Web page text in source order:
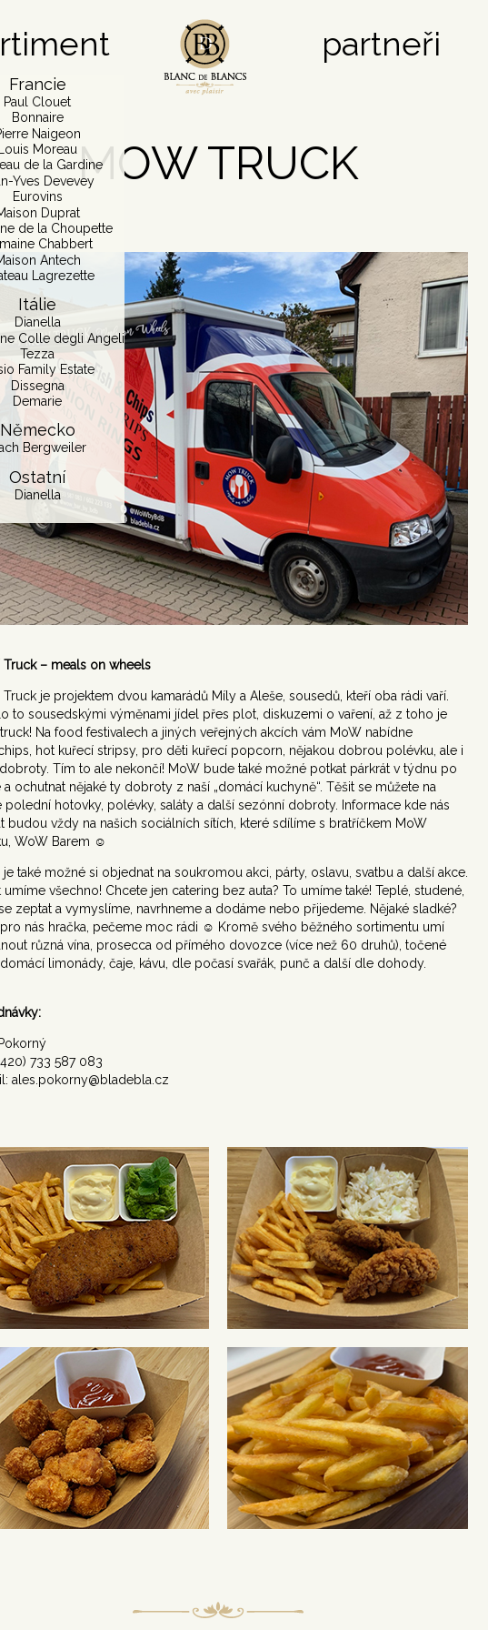
Francie
Paul Clouet
Bonnaire
Naigeon
Louis Moreau
de la Gardine
Yves Devevey
Eurovins
Duprat
de la Choupette
Chabbert
Antech
Lagrezette
Itálie
Dianella
Colle degli Angeli
Tezza
Family Estate
Dissegna
Demarie
Německo
Bergweiler
Ostatní
Dianella
partneři
MOW TRUCK
Truck – meals on wheels
Truck je projektem dvou kamarádů Míly a Aleše, sousedů, kteří oba rádi vaří.
to sousedskými výměnami jídel přes plot, diskuzemi o vaření, až z toho je
Na food festivalech a jiných veřejných akcích vám MoW nabídne
hot kuřecí stripsy, pro děti kuřecí popcorn, nějakou dobrou polévku, ale i
Tím to ale nekončí! MoW bude také možné potkat párkrát v týdnu po
a ochutnat nějaké ty dobroty z naší „domácí kuchyně“. Těšit se můžete na
polední hotovky, polévky, saláty a další sezónní dobroty. Informace kde nás
budou vždy na našich sociálních sítích, které sdílíme s bratříčkem MoW
WoW Barem ☺
je také možné si objednat na soukromou akci, párty, oslavu, svatbu a další akce.
umíme všechno! Chcete jen catering bez auta? To umíme také! Teplé, studené,
zeptat a vymyslíme, navrhneme a dodáme nebo přijedeme. Nějaké sladké?
nás hračka, pečeme moc rádi ☺ Kromě svého běžného sortimentu umí
různá vína, prosecca od přímého dovozce (více než 60 druhů), točené
limonády, čaje, kávu, dle počasí svařák, punč a další dle dohody.
733 587 083
ales.pokorny@bladebla.cz